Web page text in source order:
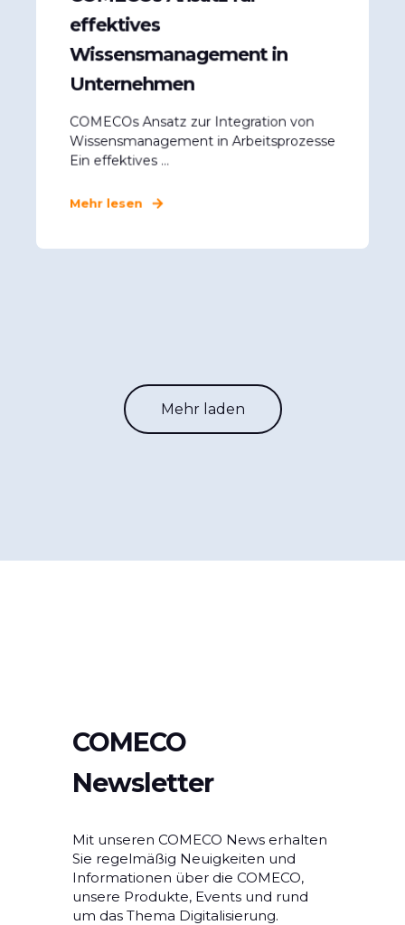
effektives
Wissensmanagement in
Unternehmen
COMECOs Ansatz zur Integration von
Wissensmanagement in Arbeitsprozesse
Ein effektives ...
Mehr lesen
Mehr laden
COMECO
Newsletter
Mit unseren COMECO News erhalten
Sie regelmäßig Neuigkeiten und
Informationen über die COMECO,
unsere Produkte, Events und rund
um das Thema Digitalisierung.